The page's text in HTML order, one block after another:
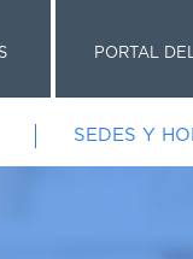
PORTAL
SEDES Y